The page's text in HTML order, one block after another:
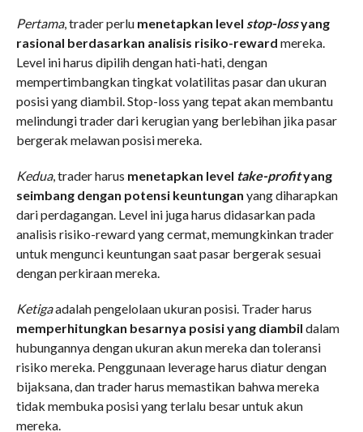
Pertama, trader perlu menetapkan level stop-lossyang
rasional berdasarkan analisis risiko-reward mereka.
Level ini harus dipilih dengan hati-hati, dengan
mempertimbangkan tingkat volatilitas pasar dan ukuran
posisi yang diambil. Stop-loss yang tepat akan membantu
melindungi trader dari kerugian yang berlebihan jika pasar
bergerak melawan posisi mereka.
Kedua, trader harus menetapkan level take-profityang
seimbang dengan potensi keuntungan yang diharapkan
dari perdagangan. Level ini juga harus didasarkan pada
analisis risiko-reward yang cermat, memungkinkan trader
untuk mengunci keuntungan saat pasar bergerak sesuai
dengan perkiraan mereka.
Ketigaadalah pengelolaan ukuran posisi. Trader harus
memperhitungkan besarnya posisi yang diambil dalam
hubungannya dengan ukuran akun mereka dan toleransi
risiko mereka. Penggunaan leverage harus diatur dengan
bijaksana, dan trader harus memastikan bahwa mereka
tidak membuka posisi yang terlalu besar untuk akun
mereka.